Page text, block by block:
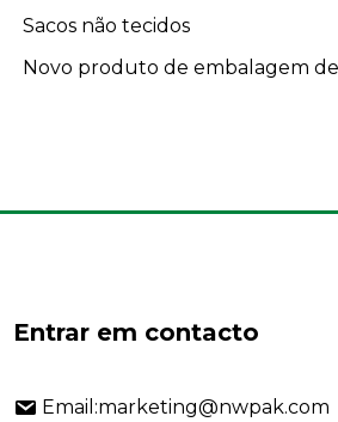
Sacos não tecidos
Novo produto de embalagem de
Entrar em contacto
Email:marketing@nwpak.com